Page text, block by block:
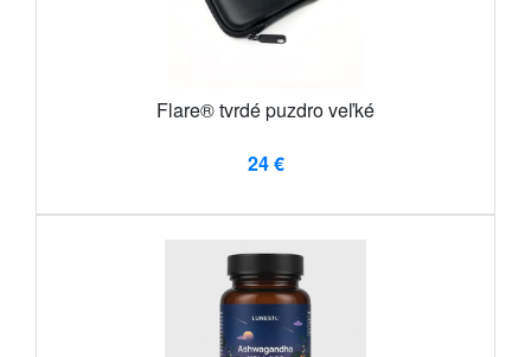
Flare® tvrdé puzdro veľké
24 €